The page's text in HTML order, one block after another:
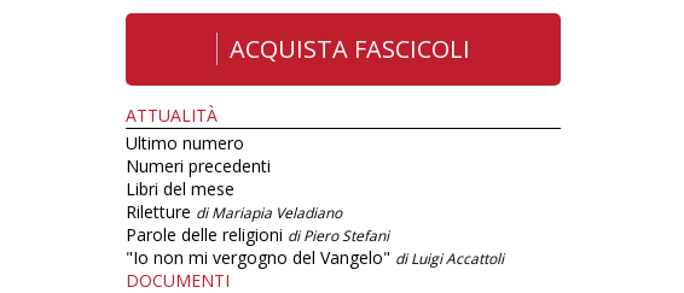
ACQUISTA FASCICOLI
ATTUALITÀ
Ultimo numero
Numeri precedenti
Libri del mese
Riletture di Mariapia Veladiano
Parole delle religioni di Piero Stefani
"Io non mi vergogno del Vangelo" di Luigi Accattoli
DOCUMENTI